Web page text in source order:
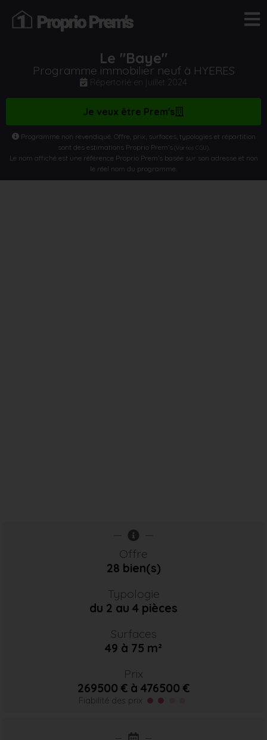
Le "Baye"
Programme immobilier neuf à HYERES
Répertorié en juillet 2024
Je veux être Prem's
Programme non revendiqué. Offre, prix, surfaces, typologies et répartition
sont des estimations Proprio Prem’s(Voir nos CGU)
Le nom affiché est une référence Proprio Prem’s basée sur son adresse et non
le réel nom du programme.
Offre
28 bien(s)
Typologie
du 2 au 4 pièces
Surfaces
49 à 75 m²
Prix
269500 € à 476500 €
Fiabilité des prix